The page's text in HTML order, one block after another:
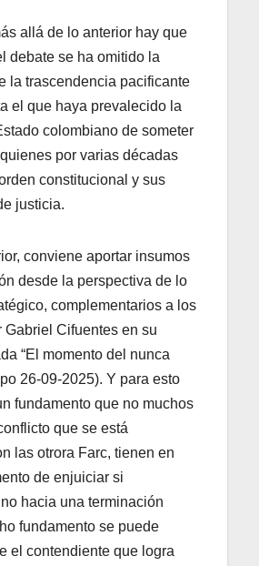
allá de lo anterior hay que
debate se ha omitido la
la trascendencia pacificante
el que haya prevalecido la
colombiano de someter
por varias décadas
constitucional y sus
justicia.
conviene aportar insumos
desde la perspectiva de lo
complementarios a los
Gabriel Cifuentes en su
“El momento del nunca
26-09-2025). Y para esto
fundamento que no muchos
que se está
las otrora Farc, tienen en
de enjuiciar si
hacia una terminación
fundamento se puede
el contendiente que logra